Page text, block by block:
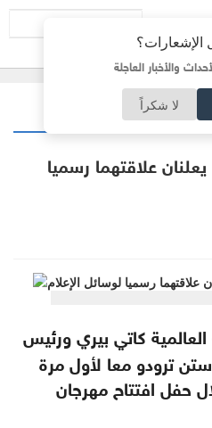
والأخبار العاجلة
لا شكراً
علاقتهما رسميا
كاتي بيري ورئيس
ترودو معا لأول مرة
حفل افتتاح مهرجان